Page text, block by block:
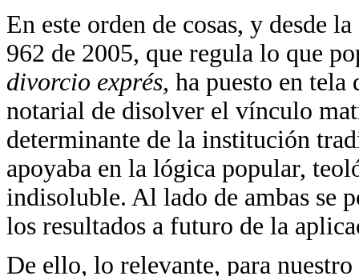
En este orden de cosas, y desde
962 de 2005, que regula lo que
divorcio exprés, ha puesto en
notarial de disolver el vínculo
determinante de la institución
apoyaba en la lógica popular,
indisoluble. Al lado de ambas se
los resultados a futuro de la
De ello, lo relevante, para